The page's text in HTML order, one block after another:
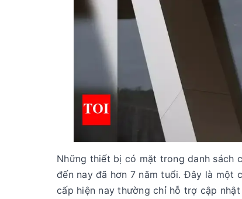
Những thiết bị có mặt trong danh sách
đến nay đã hơn 7 năm tuổi. Đây là một
cấp hiện nay thường chỉ hỗ trợ cập